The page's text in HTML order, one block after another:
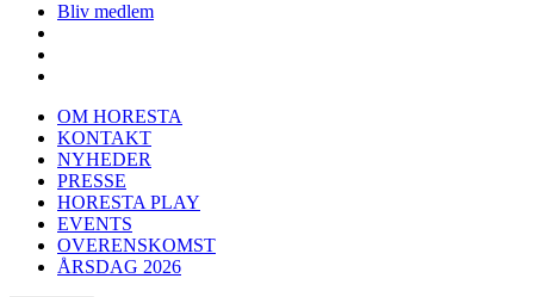
Bliv medlem
OM HORESTA
KONTAKT
NYHEDER
PRESSE
HORESTA PLAY
EVENTS
OVERENSKOMST
ÅRSDAG 2026